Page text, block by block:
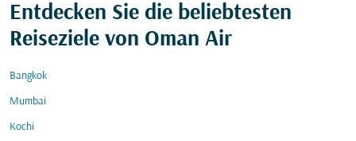
Entdecken Sie die beliebtesten
Reiseziele von Oman Air
Bangkok
Mumbai
Kochi